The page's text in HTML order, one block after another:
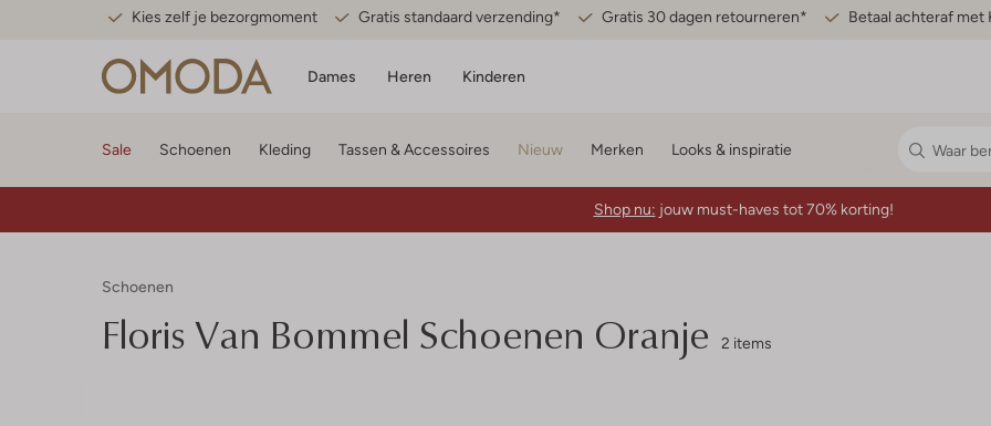
Kies zelf je bezorgmoment Gratis standaard verzending* Gratis 30 dagen retourneren* Betaal achteraf met
Dames Heren Kinderen
Sale Schoenen Kleding Tassen & Accessoires Nieuw Merken Looks & inspiratie
Shop nu: jouw must-haves tot 70% korting!
Schoenen
Floris Van Bommel Schoenen Oranje 2 items